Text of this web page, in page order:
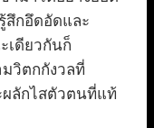
สึกอึดอัดและ
เดียวกันก็
วิตกกังวลที่
ผลักไสตัวตนที่แท้